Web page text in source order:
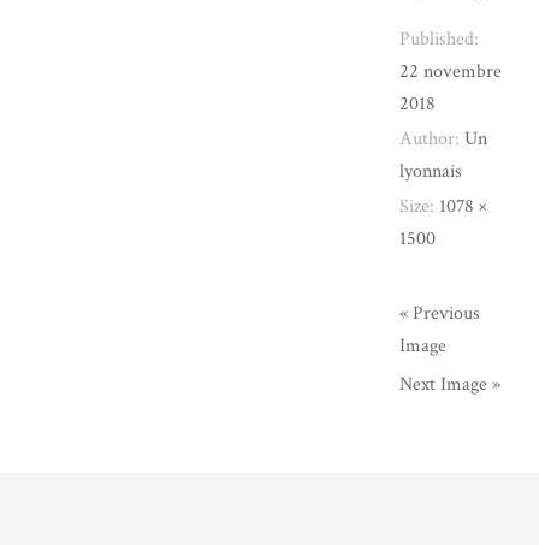
Published:
22 novembre
2018
Author:Un
lyonnais
Size: 1078 ×
1500
« Previous
Image
Next Image »